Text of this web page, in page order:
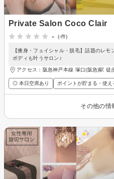
Private Salon Coco Clair
-
(-件)
【痩身・フェイシャル・脱毛】話題のレ
ボディも叶うサロン♪
アクセス：阪急神戸本線 塚口(阪急)駅
◎ 本日空席あり ポイントが貯まる・使え
その他の情